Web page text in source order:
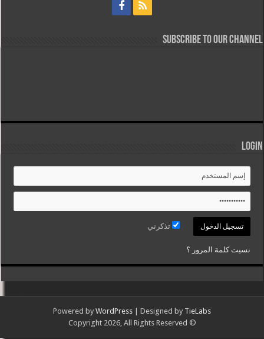
Subscribe to our Channel
Login
تذكرني
نسيت كلمة المرور ؟
Powered by WordPress | Designed by TieLabs
© Copyright 2026, All Rights Reserved